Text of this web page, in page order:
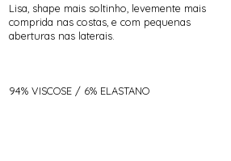
Lisa, shape mais soltinho, levemente mais
comprida nas costas, e com pequenas
aberturas nas laterais.
94% VISCOSE / 6% ELASTANO